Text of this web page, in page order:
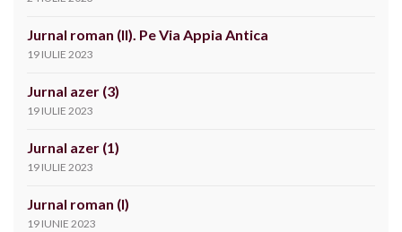
Jurnal roman (II). Pe Via Appia Antica
19 IULIE 2023
Jurnal azer (3)
19 IULIE 2023
Jurnal azer (1)
19 IULIE 2023
Jurnal roman (I)
19 IUNIE 2023